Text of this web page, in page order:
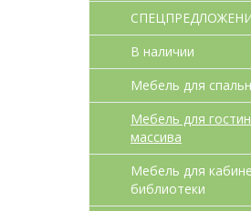
В наличии
Мебель для
Мебель для
массива
Мебель для
библиотеки